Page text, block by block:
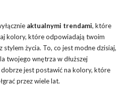
aktualnymi trendami, które
kolory, które odpowiadają twoim
życia. To, co jest modne dzisiaj,
twojego wnętrza w dłuższej
jest postawić na kolory, które
przez wiele lat.